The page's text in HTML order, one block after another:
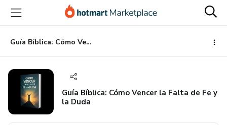
principal
página
de
página
Guía Bíblica: Cómo Vencer la Falta de Fe y la Duda
Guía Bíblica: Cómo Vencer la Falta de Fe y
la Duda